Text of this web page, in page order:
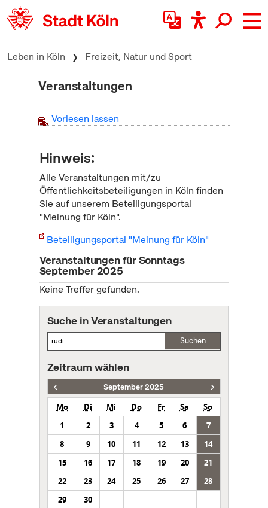
zum Inhalt springen
Leben in Köln Freizeit, Natur und Sport
Veranstaltungen
Vorlesen lassen
Hinweis:
Alle Veranstaltungen mit/zu
Öffentlichkeitsbeteiligungen in Köln finden
Sie auf unserem Beteiligungsportal
"Meinung für Köln".
Beteiligungsportal "Meinung für Köln"
Veranstaltungen für Sonntags
September 2025
Keine Treffer gefunden.
Suche in Veranstaltungen
Suchen
Zeitraum wählen
September 2025
Mo Di Mi Do Fr Sa
So
1
2 3 4 5 6
7
8
9 10 11 12 13
14
15
16 17 18 19 20
21
22
23 24 25 26 27
28
29
30